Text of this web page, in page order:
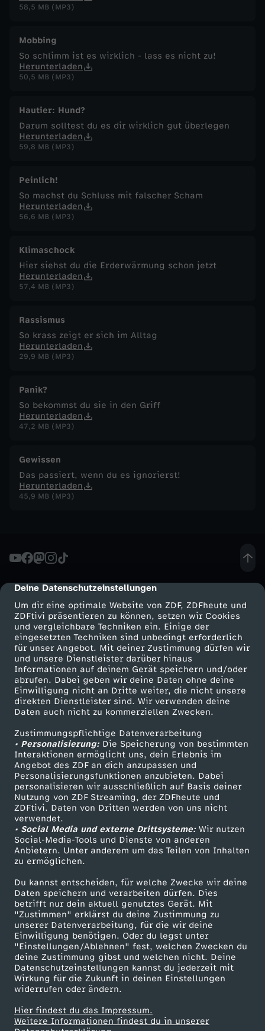
cmp-dialog-description
Deine Datenschutzeinstellungen
Um dir eine optimale Website von ZDF, ZDFheute und
ZDFtivi präsentieren zu können, setzen wir Cookies
und vergleichbare Techniken ein. Einige der
eingesetzten Techniken sind unbedingt erforderlich
für unser Angebot. Mit deiner Zustimmung dürfen wir
und unsere Dienstleister darüber hinaus
Informationen auf deinem Gerät speichern und/oder
abrufen. Dabei geben wir deine Daten ohne deine
Einwilligung nicht an Dritte weiter, die nicht unsere
direkten Dienstleister sind. Wir verwenden deine
Daten auch nicht zu kommerziellen Zwecken.
Zustimmungspflichtige Datenverarbeitung
• Personalisierung:Die Speicherung von bestimmten
Interaktionen ermöglicht uns, dein Erlebnis im
Angebot des ZDF an dich anzupassen und
Personalisierungsfunktionen anzubieten. Dabei
personalisieren wir ausschließlich auf Basis deiner
Nutzung von ZDF Streaming, der ZDFheute und
ZDFtivi. Daten von Dritten werden von uns nicht
verwendet.
• Social Media und externe Drittsysteme:Wir nutzen
Social-Media-Tools und Dienste von anderen
Anbietern. Unter anderem um das Teilen von Inhalten
zu ermöglichen.
Du kannst entscheiden, für welche Zwecke wir deine
Daten speichern und verarbeiten dürfen. Dies
betrifft nur dein aktuell genutztes Gerät. Mit
"Zustimmen" erklärst du deine Zustimmung zu
unserer Datenverarbeitung, für die wir deine
Einwilligung benötigen. Oder du legst unter
"Einstellungen/Ablehnen" fest, welchen Zwecken du
deine Zustimmung gibst und welchen nicht. Deine
Datenschutzeinstellungen kannst du jederzeit mit
Wirkung für die Zukunft in deinen Einstellungen
widerrufen oder ändern.
Hier findest du das Impressum.
Weitere Informationen findest du in unserer
58,5 MB (MP3)
Mobbing
So schlimm ist es wirklich - lass es nicht zu!
Herunterladen
50,5 MB (MP3)
Hautier: Hund?
Darum solltest du es dir wirklich gut überlegen
Herunterladen
59,8 MB (MP3)
Peinlich!
So machst du Schluss mit falscher Scham
Herunterladen
56,6 MB (MP3)
Klimaschock
Hier siehst du die Erderwärmung schon jetzt
Herunterladen
57,4 MB (MP3)
Rassismus
So krass zeigt er sich im Alltag
Herunterladen
29,9 MB (MP3)
Panik?
So bekommst du sie in den Griff
Herunterladen
47,2 MB (MP3)
Gewissen
Das passiert, wenn du es ignorierst!
Herunterladen
45,9 MB (MP3)
Mehr ZDF
ZDF-Apps
Smart TV
ZDFtext
Livestreams
Sendungen A-Z
TV-Programm
Service
ZDFmitreden
Kontakt zum ZDF
Tickets
Zuschauerservice
Hilfe
ZDF Unternehmen
Karriere
ZDF goes Schule
Werbefernsehen
Mainzelmännchen
Partner